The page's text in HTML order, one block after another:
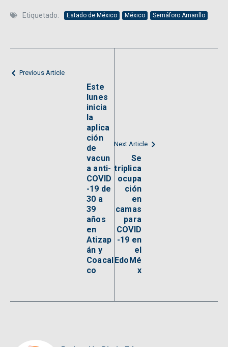
Etiquetado: Estado de México México Semáforo Amarillo
Previous Article
Este
lunes
inicia
la
aplica
ción
de
vacun
a anti-
COVID
-19 de
30 a
39
años
en
Atizap
án y
Coacal
co
Next Article
Se
triplica
ocupa
ción
en
camas
para
COVID
-19 en
el
EdoMé
x